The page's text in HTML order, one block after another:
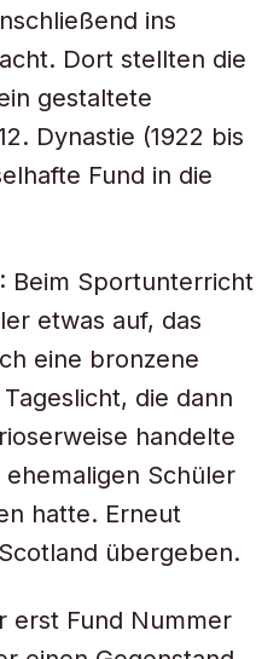
ins
Dort stellten die
gestaltete
Dynastie (1922 bis
Fund in die
Beim Sportunterricht
etwas auf, das
eine bronzene
die dann
handelte
Schüler
hatte. Erneut
übergeben.
erst Fund Nummer